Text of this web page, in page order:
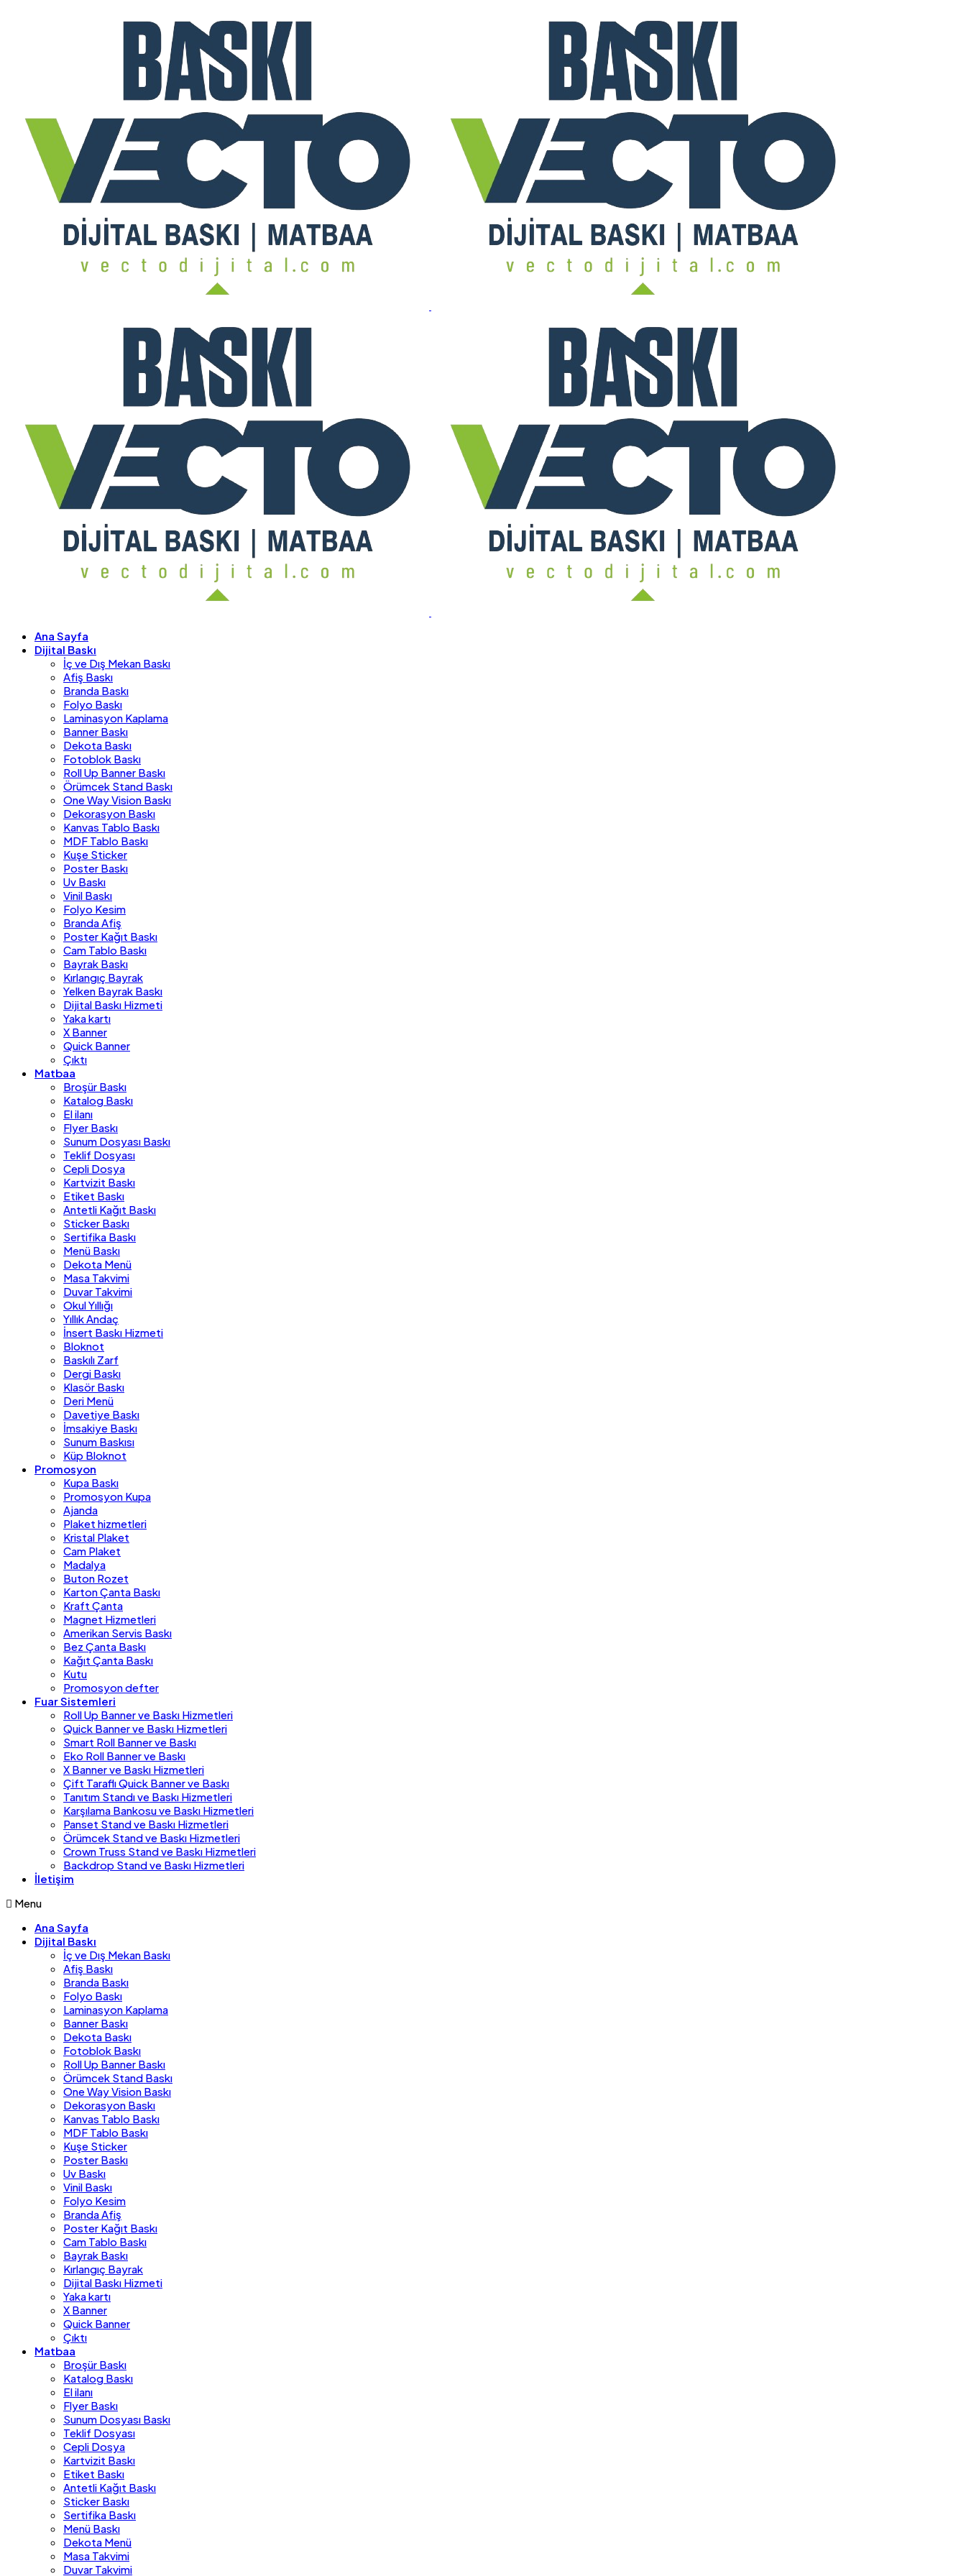
Ana Sayfa
Dijital Baskı
İç ve Dış Mekan Baskı
Afiş Baskı
Branda Baskı
Folyo Baskı
Laminasyon Kaplama
Banner Baskı
Dekota Baskı
Fotoblok Baskı
Roll Up Banner Baskı
Örümcek Stand Baskı
One Way Vision Baskı
Dekorasyon Baskı
Kanvas Tablo Baskı
MDF Tablo Baskı
Kuşe Sticker
Poster Baskı
Uv Baskı
Vinil Baskı
Folyo Kesim
Branda Afiş
Poster Kağıt Baskı
Cam Tablo Baskı
Bayrak Baskı
Kırlangıç Bayrak
Yelken Bayrak Baskı
Dijital Baskı Hizmeti
Yaka kartı
X Banner
Quick Banner
Çıktı
Matbaa
Broşür Baskı
Katalog Baskı
El ilanı
Flyer Baskı
Sunum Dosyası Baskı
Teklif Dosyası
Cepli Dosya
Kartvizit Baskı
Etiket Baskı
Antetli Kağıt Baskı
Sticker Baskı
Sertifika Baskı
Menü Baskı
Dekota Menü
Masa Takvimi
Duvar Takvimi
Okul Yıllığı
Yıllık Andaç
İnsert Baskı Hizmeti
Bloknot
Baskılı Zarf
Dergi Baskı
Klasör Baskı
Deri Menü
Davetiye Baskı
İmsakiye Baskı
Sunum Baskısı
Küp Bloknot
Promosyon
Kupa Baskı
Promosyon Kupa
Ajanda
Plaket hizmetleri
Kristal Plaket
Cam Plaket
Madalya
Buton Rozet
Karton Çanta Baskı
Kraft Çanta
Magnet Hizmetleri
Amerikan Servis Baskı
Bez Çanta Baskı
Kağıt Çanta Baskı
Kutu
Promosyon defter
Fuar Sistemleri
Roll Up Banner ve Baskı Hizmetleri
Quick Banner ve Baskı Hizmetleri
Smart Roll Banner ve Baskı
Eko Roll Banner ve Baskı
X Banner ve Baskı Hizmetleri
Çift Taraflı Quick Banner ve Baskı
Tanıtım Standı ve Baskı Hizmetleri
Karşılama Bankosu ve Baskı Hizmetleri
Panset Stand ve Baskı Hizmetleri
Örümcek Stand ve Baskı Hizmetleri
Crown Truss Stand ve Baskı Hizmetleri
Backdrop Stand ve Baskı Hizmetleri
İletişim
Menu
Ana Sayfa
Dijital Baskı
İç ve Dış Mekan Baskı
Afiş Baskı
Branda Baskı
Folyo Baskı
Laminasyon Kaplama
Banner Baskı
Dekota Baskı
Fotoblok Baskı
Roll Up Banner Baskı
Örümcek Stand Baskı
One Way Vision Baskı
Dekorasyon Baskı
Kanvas Tablo Baskı
MDF Tablo Baskı
Kuşe Sticker
Poster Baskı
Uv Baskı
Vinil Baskı
Folyo Kesim
Branda Afiş
Poster Kağıt Baskı
Cam Tablo Baskı
Bayrak Baskı
Kırlangıç Bayrak
Dijital Baskı Hizmeti
Yaka kartı
X Banner
Quick Banner
Çıktı
Matbaa
Broşür Baskı
Katalog Baskı
El ilanı
Flyer Baskı
Sunum Dosyası Baskı
Teklif Dosyası
Cepli Dosya
Kartvizit Baskı
Etiket Baskı
Antetli Kağıt Baskı
Sticker Baskı
Sertifika Baskı
Menü Baskı
Dekota Menü
Masa Takvimi
Duvar Takvimi